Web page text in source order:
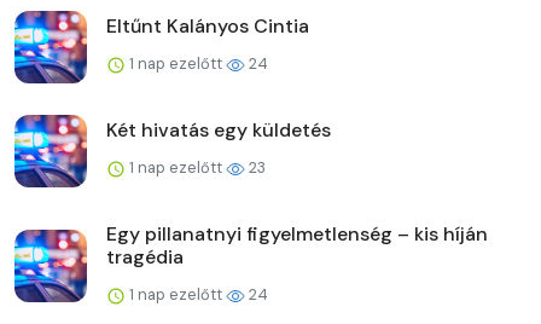
Eltűnt Kalányos Cintia
1 nap ezelőtt 24
Két hivatás egy küldetés
1 nap ezelőtt 23
Egy pillanatnyi figyelmetlenség – kis híján
tragédia
1 nap ezelőtt 24